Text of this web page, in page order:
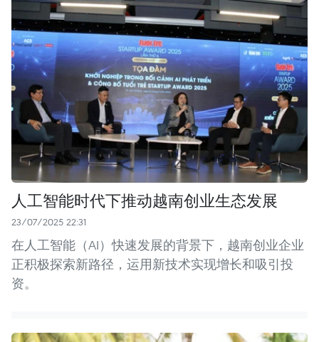
人工智能时代下推动越南创业生态发展
23/07/2025 22:31
在人工智能（AI）快速发展的背景下，越南创业企业
正积极探索新路径，运用新技术实现增长和吸引投
资。